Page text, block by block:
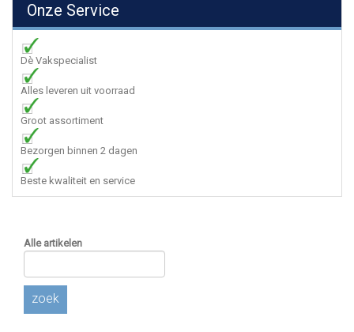
Onze Service
Dè Vakspecialist
Alles leveren uit voorraad
Groot assortiment
Bezorgen binnen 2 dagen
Beste kwaliteit en service
Alle artikelen
zoek